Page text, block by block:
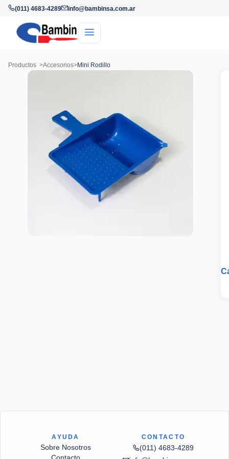
(011) 4683-4289 info@bambinsa.com.ar
Productos >Accesorios>Mini Rodillo
AYUDA
Sobre Nosotros
CONTACTO
(011) 4683-4289